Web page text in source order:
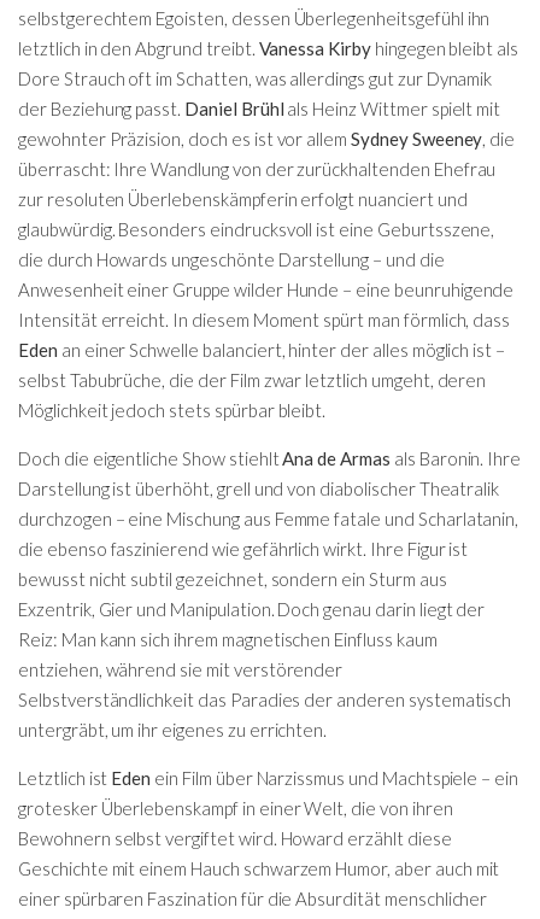
selbstgerechtem Egoisten, dessen Überlegenheitsgefühl ihn
letztlich in den Abgrund treibt. Vanessa Kirbyhingegen bleibt als
Dore Strauch oft im Schatten, was allerdings gut zur Dynamik
der Beziehung passt. Daniel Brühl als Heinz Wittmer spielt mit
gewohnter Präzision, doch es ist vor allemSydney Sweeney , die
überrascht: Ihre Wandlung von der zurückhaltenden Ehefrau
zur resoluten Überlebenskämpferin erfolgt nuanciert und
glaubwürdig. Besonders eindrucksvoll ist eine Geburtsszene,
die durch Howards ungeschönte Darstellung – und die
Anwesenheit einer Gruppe wilder Hunde – eine beunruhigende
Intensität erreicht. In diesem Moment spürt man förmlich, dass
Eden an einer Schwelle balanciert, hinter der alles möglich ist –
selbst Tabubrüche, die der Film zwar letztlich umgeht, deren
Möglichkeit jedoch stets spürbar bleibt.
Doch die eigentliche Show stiehlt Ana de Armas als Baronin. Ihre
Darstellung ist überhöht, grell und von diabolischer Theatralik
durchzogen – eine Mischung aus Femme fatale und Scharlatanin,
die ebenso faszinierend wie gefährlich wirkt. Ihre Figur ist
bewusst nicht subtil gezeichnet, sondern ein Sturm aus
Exzentrik, Gier und Manipulation. Doch genau darin liegt der
Reiz: Man kann sich ihrem magnetischen Einfluss kaum
entziehen, während sie mit verstörender
Selbstverständlichkeit das Paradies der anderen systematisch
untergräbt, um ihr eigenes zu errichten.
Letztlich ist Eden ein Film über Narzissmus und Machtspiele – ein
grotesker Überlebenskampf in einer Welt, die von ihren
Bewohnern selbst vergiftet wird. Howard erzählt diese
Geschichte mit einem Hauch schwarzem Humor, aber auch mit
einer spürbaren Faszination für die Absurdität menschlicher